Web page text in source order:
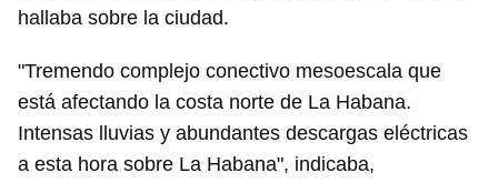
hallaba sobre la ciudad.
"Tremendo complejo conectivo mesoescala que
está afectando la costa norte de La Habana.
Intensas lluvias y abundantes descargas eléctricas
a esta hora sobre La Habana", indicaba,